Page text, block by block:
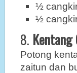
½
½
8. Kentang
Potong
zaitun dan